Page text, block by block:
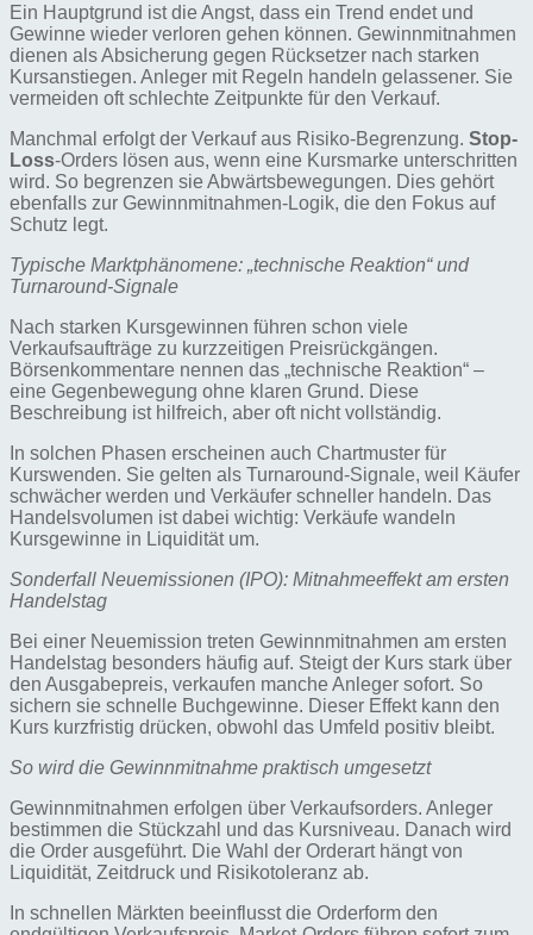
Ein Hauptgrund ist die Angst, dass ein Trend endet und
Gewinne wieder verloren gehen können. Gewinnmitnahmen
dienen als Absicherung gegen Rücksetzer nach starken
Kursanstiegen. Anleger mit Regeln handeln gelassener. Sie
vermeiden oft schlechte Zeitpunkte für den Verkauf.
Manchmal erfolgt der Verkauf aus Risiko-Begrenzung. Stop-
Loss-Orders lösen aus, wenn eine Kursmarke unterschritten
wird. So begrenzen sie Abwärtsbewegungen. Dies gehört
ebenfalls zur Gewinnmitnahmen-Logik, die den Fokus auf
Schutz legt.
Typische Marktphänomene: „technische Reaktion“ und
Turnaround-Signale
Nach starken Kursgewinnen führen schon viele
Verkaufsaufträge zu kurzzeitigen Preisrückgängen.
Börsenkommentare nennen das „technische Reaktion“ –
eine Gegenbewegung ohne klaren Grund. Diese
Beschreibung ist hilfreich, aber oft nicht vollständig.
In solchen Phasen erscheinen auch Chartmuster für
Kurswenden. Sie gelten als Turnaround-Signale, weil Käufer
schwächer werden und Verkäufer schneller handeln. Das
Handelsvolumen ist dabei wichtig: Verkäufe wandeln
Kursgewinne in Liquidität um.
Sonderfall Neuemissionen (IPO): Mitnahmeeffekt am ersten
Handelstag
Bei einer Neuemission treten Gewinnmitnahmen am ersten
Handelstag besonders häufig auf. Steigt der Kurs stark über
den Ausgabepreis, verkaufen manche Anleger sofort. So
sichern sie schnelle Buchgewinne. Dieser Effekt kann den
Kurs kurzfristig drücken, obwohl das Umfeld positiv bleibt.
So wird die Gewinnmitnahme praktisch umgesetzt
Gewinnmitnahmen erfolgen über Verkaufsorders. Anleger
bestimmen die Stückzahl und das Kursniveau. Danach wird
die Order ausgeführt. Die Wahl der Orderart hängt von
Liquidität, Zeitdruck und Risikotoleranz ab.
In schnellen Märkten beeinflusst die Orderform den